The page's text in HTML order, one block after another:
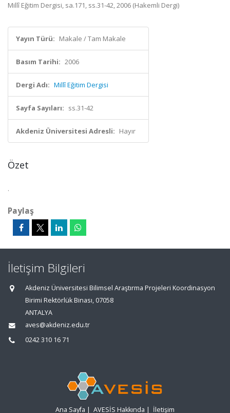
Millî Eğitim Dergisi, sa.171, ss.31-42, 2006 (Hakemli Dergi)
Yayın Türü: Makale / Tam Makale
Basım Tarihi: 2006
Dergi Adı: Millî Eğitim Dergisi
Sayfa Sayıları: ss.31-42
Akdeniz Üniversitesi Adresli: Hayır
Özet
.
Paylaş
İletişim Bilgileri
Akdeniz Üniversitesi Bilimsel Araştırma Projeleri Koordinasyon
Birimi Rektörlük Binası, 07058
ANTALYA
aves@akdeniz.edu.tr
0242 310 16 71
Ana Sayfa | AVESİS Hakkında | İletişim